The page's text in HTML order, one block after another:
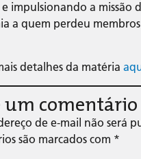
impulsionando a missão
a quem perdeu
detalhes da matéria
um comentário
de e-mail não será
são marcados com *